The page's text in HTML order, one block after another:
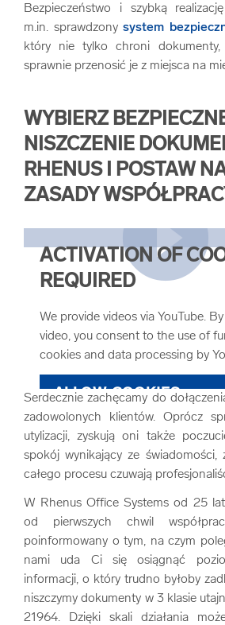
Bezpieczeństwo i szybką
m.in. sprawdzonysystem
który nie tylko chroni dokumenty,
sprawnie przenosić je z miejsca na
WYBIERZ
NISZCZENIE
RHENUS I POSTAW
ZASADY
ACTIVATION OF
REQUIRED
We provide videos via YouTube.
video, you consent to the use of
cookies and data processing by
ALLOW COOKIES
COOKIE SETTINGS
Serdecznie zachęcamy do
zadowolonych klientów. Oprócz
utylizacji, zyskują oni także
spokój wynikający ze świadomości,
całego procesu czuwają
W Rhenus Office Systems od 25
od pierwszych chwil
poinformowany o tym, na czym
nami uda Ci się osiągnąć
informacji, o który trudno byłoby
niszczymy dokumenty w 3 klasie
21964. Dzięki skali działania